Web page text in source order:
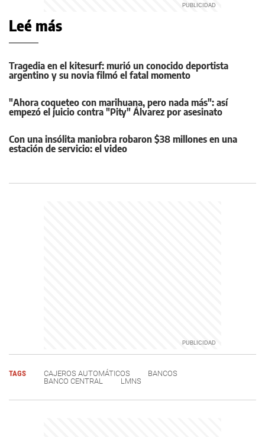
Leé más
Tragedia en el kitesurf: murió un conocido deportista
argentino y su novia filmó el fatal momento
"Ahora coqueteo con marihuana, pero nada más": así
empezó el juicio contra "Pity" Álvarez por asesinato
Con una insólita maniobra robaron $38 millones en una
estación de servicio: el video
TAGS CAJEROS AUTOMÁTICOS
BANCOS
BANCO CENTRAL
LMNS